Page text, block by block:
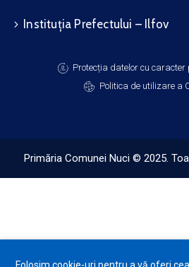
Instituția Prefectului – Ilfov
Protecția datelor cu caracter
Politica de utilizare a
Primăria Comunei Nuci © 2025.